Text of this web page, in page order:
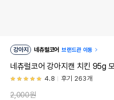
강아지 네츄럴코어 브랜드관 이동
네츄럴코어 강아지캔 치킨 95g
4.8 후기 263개
2,000원